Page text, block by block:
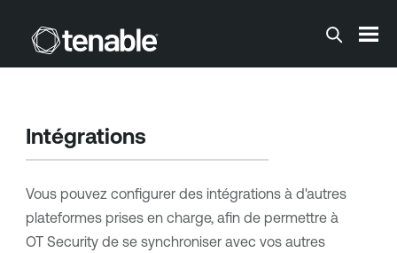
Passer au contenu principal
Intégrations
Vous pouvez configurer des intégrations à d'autres
plateformes prises en charge, afin de permettre à
OT Securityde se synchroniser avec vos autres